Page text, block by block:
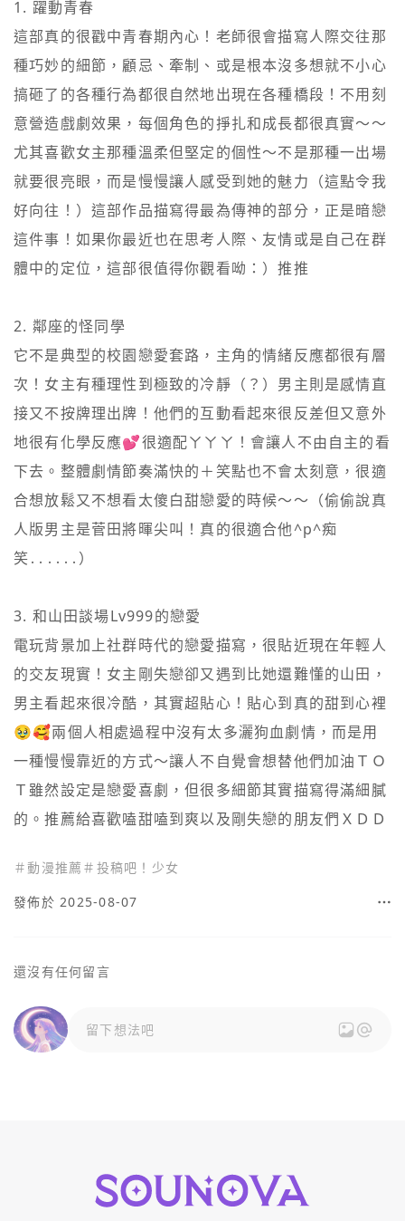
1. 躍動青春
這部真的很戳中青春期內心！老師很會描寫人際交往那
種巧妙的細節，顧忌、牽制、或是根本沒多想就不小心
搞砸了的各種行為都很自然地出現在各種橋段！不用刻
意營造戲劇效果，每個角色的掙扎和成長都很真實～～
尤其喜歡女主那種溫柔但堅定的個性～不是那種一出場
就要很亮眼，而是慢慢讓人感受到她的魅力（這點令我
好向往！）這部作品描寫得最為傳神的部分，正是暗戀
這件事！如果你最近也在思考人際、友情或是自己在群
體中的定位，這部很值得你觀看呦：）推推
2. 鄰座的怪同學
它不是典型的校園戀愛套路，主角的情緒反應都很有層
次！女主有種理性到極致的冷靜（？）男主則是感情直
接又不按牌理出牌！他們的互動看起來很反差但又意外
地很有化學反應💕很適配ㄚㄚㄚ！會讓人不由自主的看
下去。整體劇情節奏滿快的＋笑點也不會太刻意，很適
合想放鬆又不想看太傻白甜戀愛的時候～～（偷偷說真
人版男主是菅田將暉尖叫！真的很適合他^p^痴
笑․․․․․․）
3. 和山田談場Lv999的戀愛
電玩背景加上社群時代的戀愛描寫，很貼近現在年輕人
的交友現實！女主剛失戀卻又遇到比她還難懂的山田，
男主看起來很冷酷，其實超貼心！貼心到真的甜到心裡
🥹🥰兩個人相處過程中沒有太多灑狗血劇情，而是用
一種慢慢靠近的方式～讓人不自覺會想替他們加油ＴＯ
Ｔ雖然設定是戀愛喜劇，但很多細節其實描寫得滿細膩
的。推薦給喜歡嗑甜嗑到爽以及剛失戀的朋友們ＸＤＤ
＃動漫推薦 ＃ 投稿吧！少女
發佈於 2025-08-07
還沒有任何留言
留下想法吧